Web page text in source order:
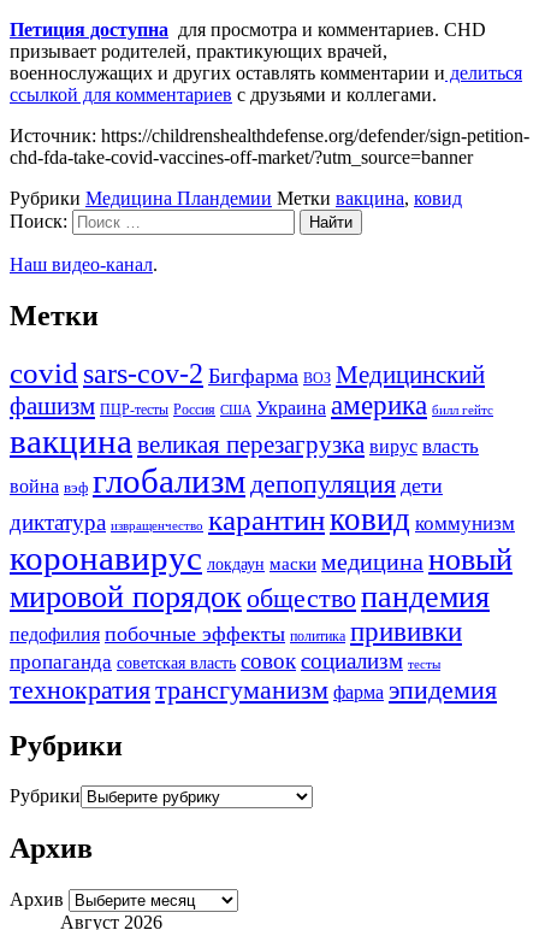
Петиция доступна для просмотра и комментариев. CHD
призывает родителей, практикующих врачей,
военнослужащих и других оставлять комментарии и делиться
ссылкой для комментариев с друзьями и коллегами.
Источник: https://childrenshealthdefense.org/defender/sign-petition-
chd-fda-take-covid-vaccines-off-market/?utm_source=banner
Рубрики Медицина Пландемии Метки вакцина, ковид
Поиск:
Наш видео-канал.
Метки
covid sars-cov-2 Бигфарма ВОЗ Медицинский
фашизм ПЦР-тесты Россия США Украина америка билл гейтс
вакцина великая перезагрузка вирус власть
война вэф глобализм депопуляция дети
диктатура извращенчество карантинковид коммунизм
коронавирус локдаун маски медицина новый
мировой порядок обществопандемия
педофилия побочные эффекты политика прививки
пропаганда советская власть совоксоциализм тесты
технократиятрансгуманизм фарма эпидемия
Рубрики
Рубрики
Архив
Архив
Август 2026